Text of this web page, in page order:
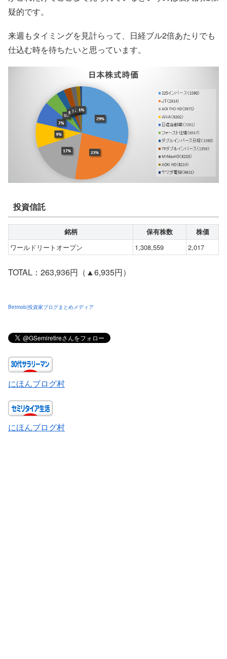
疑的です。
来週もタイミングを見計らって、日経ブル2倍あたりでも
仕込む時を待ちたいと思っています。
投資信託
銘柄 保有株数 株価
ワールドリートオープン 1,308,559 2,017
TOTAL：263,936円（▲6,935円）
Betmob|投資家ブログまとめメディア
にほんブログ村
にほんブログ村